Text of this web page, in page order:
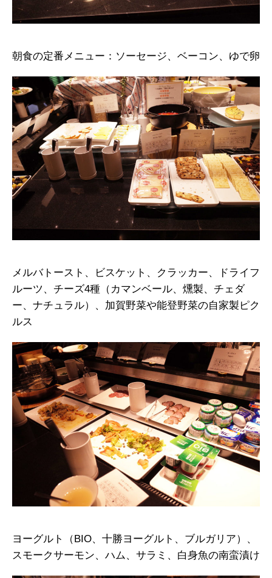
朝食の定番メニュー：ソーセージ、ベーコン、ゆで卵
メルバトースト、ビスケット、クラッカー、ドライフ
ルーツ、チーズ4種（カマンベール、燻製、チェダ
ー、ナチュラル）、加賀野菜や能登野菜の自家製ピク
ルス
ヨーグルト（BIO、十勝ヨーグルト、ブルガリア）、
スモークサーモン、ハム、サラミ、白身魚の南蛮漬け